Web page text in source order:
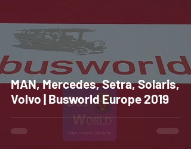
MAN, Mercedes, Setra, Solaris,
Volvo | Busworld Europe 2019